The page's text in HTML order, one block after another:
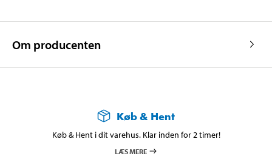
Om producenten
Køb & Hent
Køb & Hent i dit varehus. Klar inden for 2 timer!
LÆS MERE